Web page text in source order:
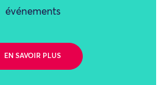
événements
EN SAVOIR PLUS